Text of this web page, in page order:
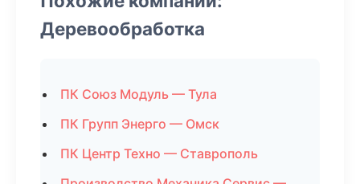
Деревообработка
ПК Союз Модуль — Тула
ПК Групп Энерго — Омск
ПК Центр Техно — Ставрополь